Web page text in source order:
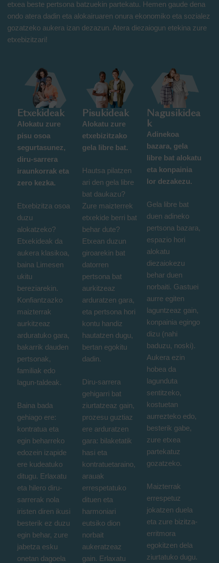
etxea beste pertsona batzuekin partekatu. Hemen gaude dena
ondo atera dadin eta alokairuaren onura ekonomiko eta sozialez
gozatzeko aukera izan dezazun. Atera diezaiogun etekina zure
etxebizitzari!
Etxekideak
Alokatu zure
pisu osoa
segurtasunez,
diru-sarrera
iraunkorrak eta
zero kezka.
Etxebizitza osoa
duzu
alokatzeko?
Etxekideak da
aukera klasikoa,
baina Limesen
ukitu
bereziarekin.
Konfiantzazko
maizterrak
aurkitzeaz
arduratuko gara,
bakarrik dauden
pertsonak,
familiak edo
lagun-taldeak.
Baina bada
gehiago ere:
kontratua eta
egin beharreko
edozein izapide
ere kudeatuko
ditugu. Erlaxatu
eta hilero diru-
sarrerak nola
iristen diren ikusi
besterik ez duzu
egin behar, zure
jabetza esku
onetan dagoela
Pisukideak
Alokatu zure
etxebizitzako
gela libre bat.
Hautsa pilatzen
ari den gela libre
bat daukazu?
Zure maizterrek
etxekide berri bat
behar dute?
Etxean duzun
giroarekin bat
datorren
pertsona bat
aurkitzeaz
arduratzen gara,
eta pertsona hori
kontu handiz
hautatzen dugu,
bertan egokitu
dadin.
Diru-sarrera
gehigarri bat
ziurtatzeaz gain,
prozesu guztiaz
ere arduratzen
gara: bilaketatik
hasi eta
kontratuetaraino,
arauak
errespetatuko
dituen eta
harmoniari
eutsiko dion
norbait
aukeratzeaz
gain. Erlaxatu
Nagusikidea
k
Adinekoa
bazara, gela
libre bat alokatu
eta konpainia
lor dezakezu.
Gela libre bat
duen adineko
pertsona bazara,
espazio hori
alokatu
diezaiokezu
behar duen
norbaiti. Gastuei
aurre egiten
laguntzeaz gain,
konpainia egingo
dizu (nahi
baduzu, noski).
Aukera ezin
hobea da
lagunduta
sentitzeko,
kostuetan
aurrezteko edo,
besterik gabe,
zure etxea
partekatuz
gozatzeko.
Maizterrak
errespetuz
jokatzen duela
eta zure bizitza-
erritmora
egokitzen dela
ziurtatuko dugu.